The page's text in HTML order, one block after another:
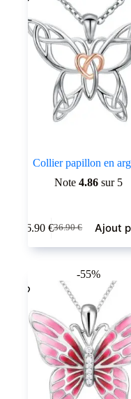
Collier papillon en
Note4.86 sur 5
36.90€
Le
prix
36.90 €.
16.90€Le
prix
16.90 €.
Ajout
-55%